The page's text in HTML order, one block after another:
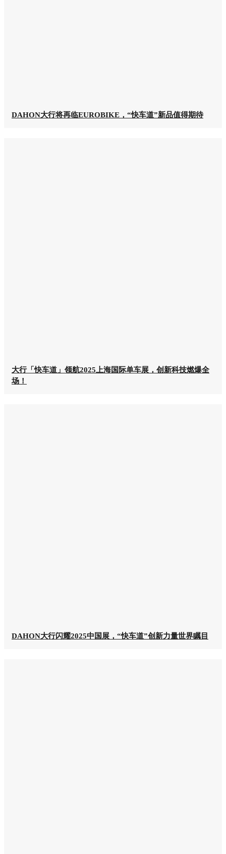
DAHON大行将再临EUROBIKE，“快车道”新品值得期待
大行「快车道」领航2025上海国际单车展，创新科技燃爆全
场！
DAHON大行闪耀2025中国展，“快车道”创新力量世界瞩目